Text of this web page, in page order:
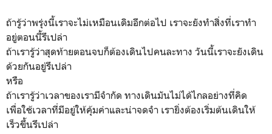
ถ้ารู้ว่าพรุ่งนี้เราจะไม่เหมือนเดิมอีกต่อไป เราจะยังทำสิ่งที่เราทำ
อยู่ตอนนี้รึเปล่า
ถ้าเรารู้ว่าสุดท้ายตอนจบก็ต้องเดินไปคนละทาง วันนี้เราจะยังเดิน
ด้วยกันอยู่รึเปล่า
หรือ
ถ้าเรารู้ว่าเวลาของเรามีจำกัด ทางเดินมันไม่ได้ไกลอย่างที่คิด
เพื่อใช้เวลาที่มีอยู่ให้คุ้มค่าและน่าจดจำ เรายิ่งต้องเริ่มต้นเดินให้
เร็วขึ้นรึเปล่า